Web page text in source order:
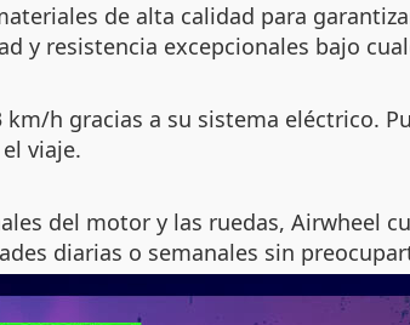
de alta calidad para
y resistencia excepcionales bajo
km/h gracias a su sistema eléctrico.
viaje.
del motor y las ruedas, Airwheel
diarias o semanales sin